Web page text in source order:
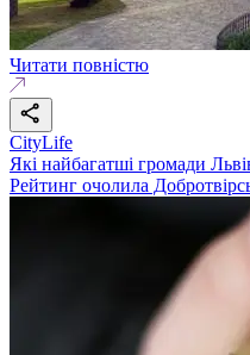
Читати повністю
CityLife
Які найбагатші громади
Рейтинг очолила